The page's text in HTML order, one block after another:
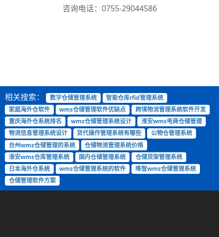
咨询电话：0755-29044586
相关搜索： 数字仓储管理系统
智能仓库rfid管理系统
家庭海外仓软件
wms仓储管理软件优缺点
跨境物流管理系统软件开发
重庆海外仓系统排名
wms仓储管理系统设计
淮安wms电商仓储管理
物流信息管理系统设计
货代操作管理系统有哪些
公物仓管理系统
台州wms仓储管理的系统
仓储物流管理系统价格
淮安wms仓库管理系统
国内仓储管理系统
仓储货架管理系统
日本海外仓系统
wms仓储管理系统的软件
唯智wms仓储管理系统
仓储管理软件方案